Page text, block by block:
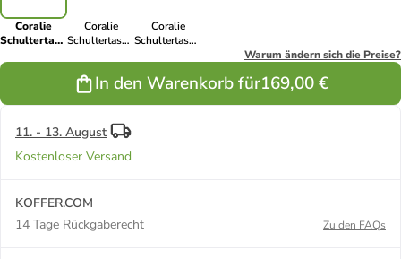
Coralie
Schultertasche
Coralie
Schultertasche
beige
Coralie
Schultertasche
Warum ändern sich die Preise?
In den Warenkorb für169,00 €
11. - 13. August
Kostenloser Versand
KOFFER.COM
14 Tage Rückgaberecht
Zu den FAQs